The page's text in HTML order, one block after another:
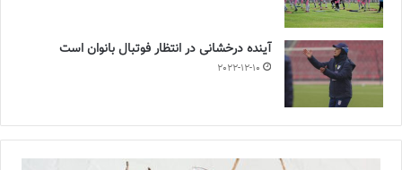
آینده درخشانی در انتظار فوتبال بانوان است
2022-12-10